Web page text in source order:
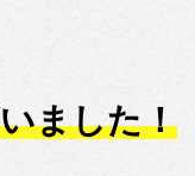
ました！